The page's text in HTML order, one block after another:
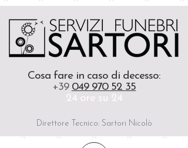
Cosa fare in caso di decesso:
+39 049 970 52 35
24 ore su 24
Direttore Tecnico: Sartori Nicolò